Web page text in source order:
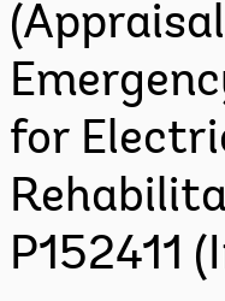
for
P152411